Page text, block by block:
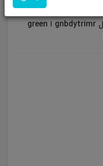
ماشین اصلاح بدن گرین لاین مدل gnbdytrimr ا green